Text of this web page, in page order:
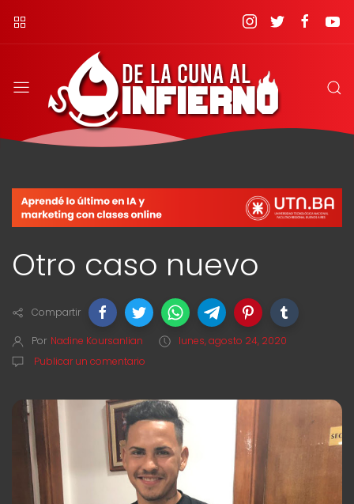
Otro caso nuevo
Compartir
Por Nadine Koursanlian
lunes, agosto 24, 2020
Publicar un comentario